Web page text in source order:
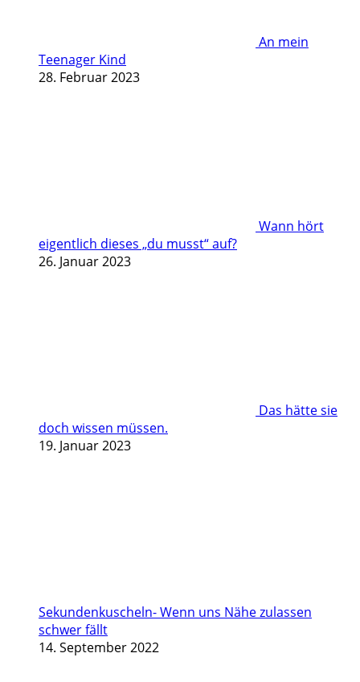
An mein
Teenager Kind
28. Februar 2023
Wann hört
eigentlich dieses „du musst“ auf?
26. Januar 2023
Das hätte sie
doch wissen müssen.
19. Januar 2023
Sekundenkuscheln- Wenn uns Nähe zulassen
schwer fällt
14. September 2022